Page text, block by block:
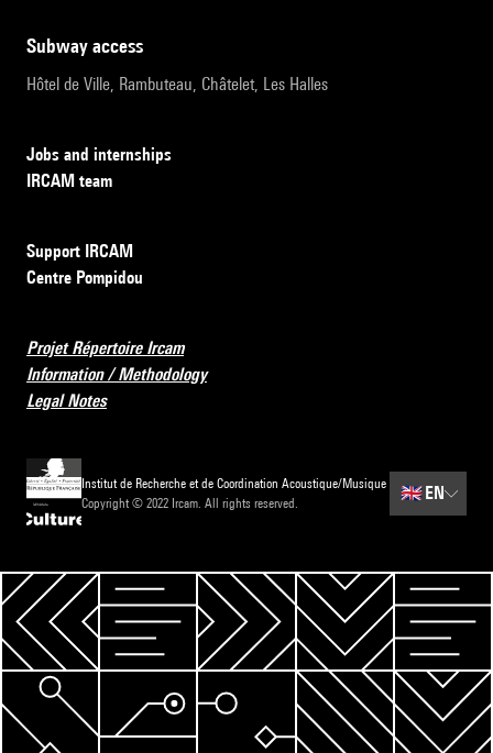
subway access
Hôtel de Ville, Rambuteau, Châtelet, Les Halles
Jobs and internships
IRCAM team
Support IRCAM
Centre Pompidou
Projet Répertoire Ircam
Information / Methodology
Legal Notes
Institut de Recherche et de Coordination Acoustique/Musique
Copyright © 2022 Ircam. All rights reserved.
🇬🇧 EN